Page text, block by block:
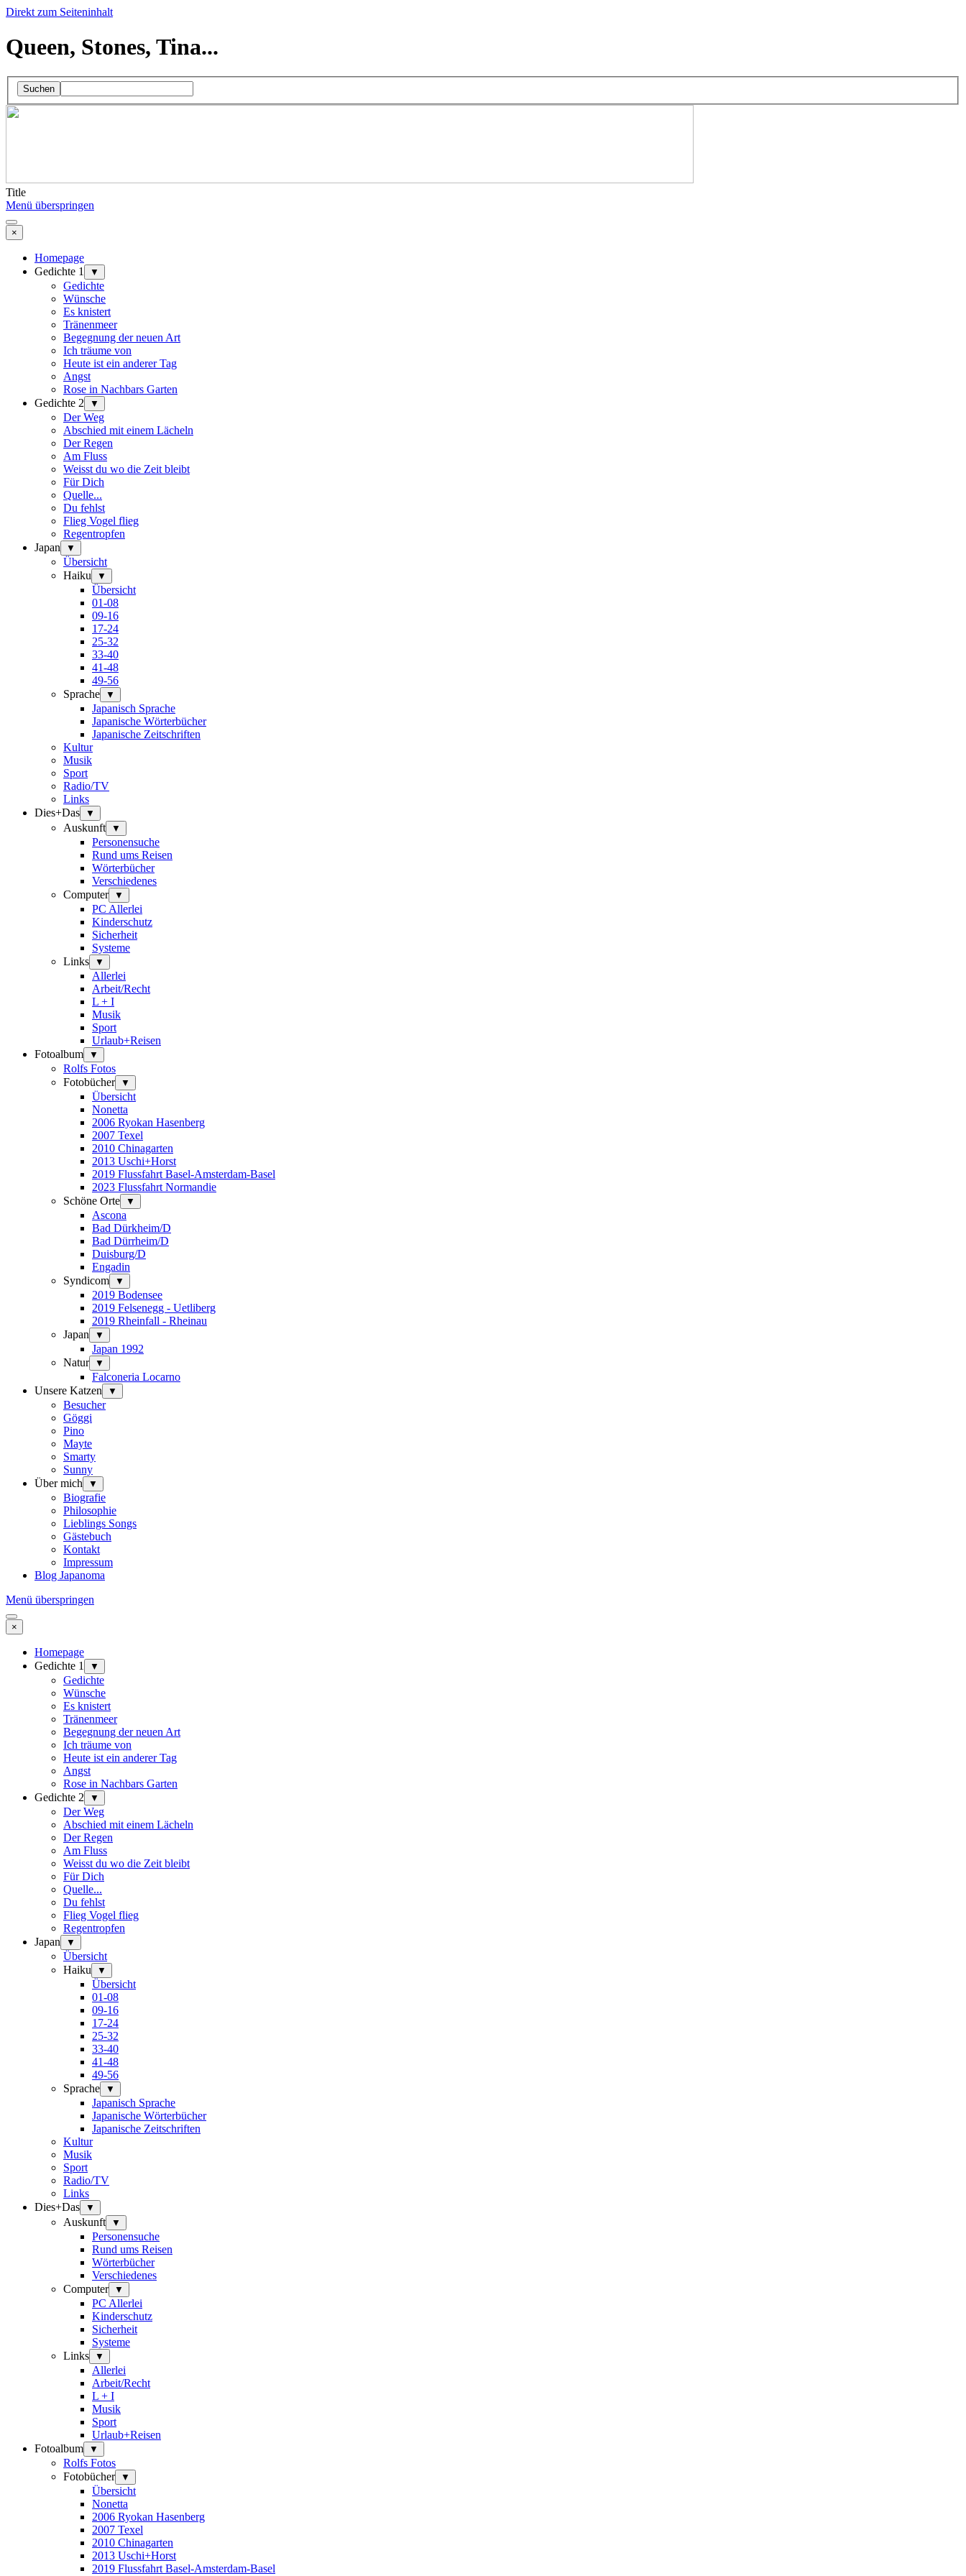
Direkt zum Seiteninhalt
Queen, Stones, Tina...
Suchen
Title
Menü überspringen
×
Homepage
Gedichte 1
▼
Gedichte
Wünsche
Es knistert
Tränenmeer
Begegnung der neuen Art
Ich träume von
Heute ist ein anderer Tag
Angst
Rose in Nachbars Garten
Gedichte 2
▼
Der Weg
Abschied mit einem Lächeln
Der Regen
Am Fluss
Weisst du wo die Zeit bleibt
Für Dich
Quelle...
Du fehlst
Flieg Vogel flieg
Regentropfen
Japan
▼
Übersicht
Haiku
▼
Übersicht
01-08
09-16
17-24
25-32
33-40
41-48
49-56
Sprache
▼
Japanisch Sprache
Japanische Wörterbücher
Japanische Zeitschriften
Kultur
Musik
Sport
Radio/TV
Links
Dies+Das
▼
Auskunft ▼
Personensuche
Rund ums Reisen
Wörterbücher
Verschiedenes
Computer
▼
PC Allerlei
Kinderschutz
Sicherheit
Systeme
Links
▼
Allerlei
Arbeit/Recht
L + I
Musik
Sport
Urlaub+Reisen
Fotoalbum
▼
Rolfs Fotos
Fotobücher
▼
Übersicht
Nonetta
2006 Ryokan Hasenberg
2007 Texel
2010 Chinagarten
2013 Uschi+Horst
2019 Flussfahrt Basel-Amsterdam-Basel
2023 Flussfahrt Normandie
Schöne Orte
▼
Ascona
Bad Dürkheim/D
Bad Dürrheim/D
Duisburg/D
Engadin
Syndicom
▼
2019 Bodensee
2019 Felsenegg - Uetliberg
2019 Rheinfall - Rheinau
Japan
▼
Japan 1992
Natur
▼
Falconeria Locarno
Unsere Katzen
▼
Besucher
Göggi
Pino
Mayte
Smarty
Sunny
Über mich
▼
Biografie
Philosophie
Lieblings Songs
Gästebuch
Kontakt
Impressum
Blog Japanoma
Menü überspringen
×
Homepage
Gedichte 1
▼
Gedichte
Wünsche
Es knistert
Tränenmeer
Begegnung der neuen Art
Ich träume von
Heute ist ein anderer Tag
Angst
Rose in Nachbars Garten
Gedichte 2
▼
Der Weg
Abschied mit einem Lächeln
Der Regen
Am Fluss
Weisst du wo die Zeit bleibt
Für Dich
Quelle...
Du fehlst
Flieg Vogel flieg
Regentropfen
Japan
▼
Übersicht
Haiku
▼
Übersicht
01-08
09-16
17-24
25-32
33-40
41-48
49-56
Sprache
▼
Japanisch Sprache
Japanische Wörterbücher
Japanische Zeitschriften
Kultur
Musik
Sport
Radio/TV
Links
Dies+Das
▼
Auskunft ▼
Personensuche
Rund ums Reisen
Wörterbücher
Verschiedenes
Computer
▼
PC Allerlei
Kinderschutz
Sicherheit
Systeme
Links
▼
Allerlei
Arbeit/Recht
L + I
Musik
Sport
Urlaub+Reisen
Fotoalbum
▼
Rolfs Fotos
Fotobücher
▼
Übersicht
Nonetta
2006 Ryokan Hasenberg
2007 Texel
2010 Chinagarten
2013 Uschi+Horst
2019 Flussfahrt Basel-Amsterdam-Basel